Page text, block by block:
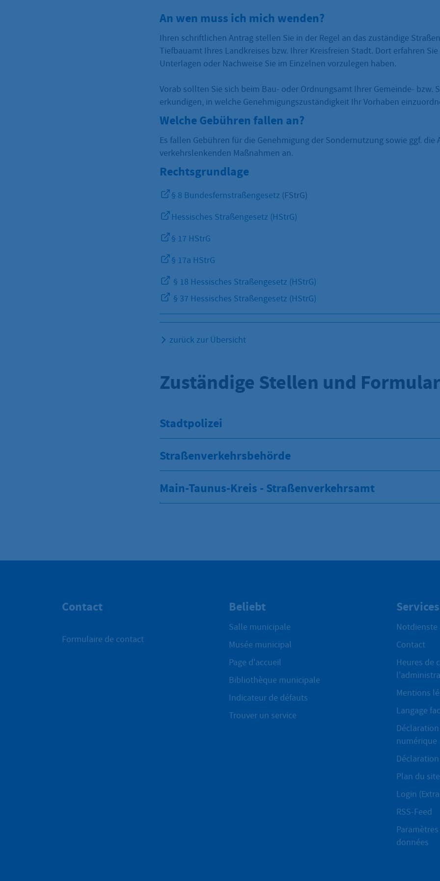
An wen muss ich mich wenden?
Ihren schriftlichen Antrag stellen Sie in der Regel an das zuständige
Tiefbauamt Ihres Landkreises bzw. Ihrer Kreisfreien Stadt. Dort erfahren
Unterlagen oder Nachweise Sie im Einzelnen vorzulegen haben.
Vorab sollten Sie sich beim Bau- oder Ordnungsamt Ihrer Gemeinde- bzw.
erkundigen, in welche Genehmigungszuständigkeit Ihr Vorhaben
Welche Gebühren fallen an?
Es fallen Gebühren für die Genehmigung der Sondernutzung sowie ggf. die
verkehrslenkenden Maßnahmen an.
Rechtsgrundlage
§ 8 Bundesfernstraßengesetz (FStrG)
Hessisches Straßengesetz (HStrG)
§ 17 HStrG
§ 17a HStrG
§ 18 Hessisches Straßengesetz (HStrG)
§ 37 Hessisches Straßengesetz (HStrG)
zurück zur Übersicht
Zuständige Stellen und
Stadtpolizei
Straßenverkehrsbehörde
Main-Taunus-Kreis - Straßenverkehrsamt
Contact
Formulaire de contact
Beliebt
Salle municipale
Musée municipal
Page d'accueil
Bibliothèque municipale
Indicateur de défauts
Trouver un service
Services
Notdienste
Contact
Heures de
Mentions
Langage
numérique
Plan du site
Login
RSS-Feed
données